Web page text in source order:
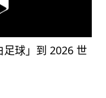
球」到 2026 世